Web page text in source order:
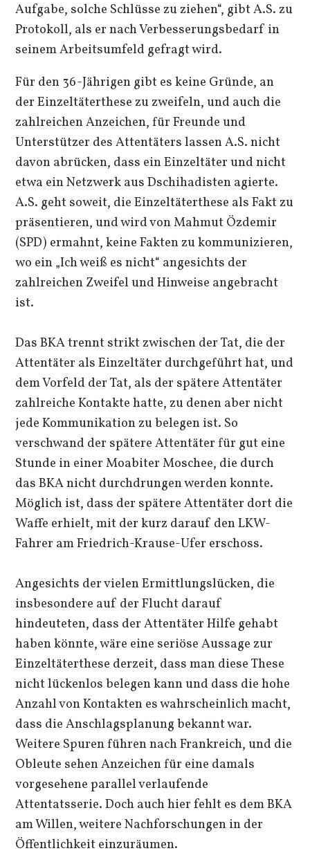
Aufgabe, solche Schlüsse zu ziehen“, gibt A.S. zu
Protokoll, als er nach Verbesserungsbedarf in
seinem Arbeitsumfeld gefragt wird.
Für den 36-Jährigen gibt es keine Gründe, an
der Einzeltäterthese zu zweifeln, und auch die
zahlreichen Anzeichen, für Freunde und
Unterstützer des Attentäters lassen A.S. nicht
davon abrücken, dass ein Einzeltäter und nicht
etwa ein Netzwerk aus Dschihadisten agierte.
A.S. geht soweit, die Einzeltäterthese als Fakt zu
präsentieren, und wird von Mahmut Özdemir
(SPD) ermahnt, keine Fakten zu kommunizieren,
wo ein „Ich weiß es nicht“ angesichts der
zahlreichen Zweifel und Hinweise angebracht
ist.
Das BKA trennt strikt zwischen der Tat, die der
Attentäter als Einzeltäter durchgeführt hat, und
dem Vorfeld der Tat, als der spätere Attentäter
zahlreiche Kontakte hatte, zu denen aber nicht
jede Kommunikation zu belegen ist. So
verschwand der spätere Attentäter für gut eine
Stunde in einer Moabiter Moschee, die durch
das BKA nicht durchdrungen werden konnte.
Möglich ist, dass der spätere Attentäter dort die
Waffe erhielt, mit der kurz darauf den LKW-
Fahrer am Friedrich-Krause-Ufer erschoss.
Angesichts der vielen Ermittlungslücken, die
insbesondere auf der Flucht darauf
hindeuteten, dass der Attentäter Hilfe gehabt
haben könnte, wäre eine seriöse Aussage zur
Einzeltäterthese derzeit, dass man diese These
nicht lückenlos belegen kann und dass die hohe
Anzahl von Kontakten es wahrscheinlich macht,
dass die Anschlagsplanung bekannt war.
Weitere Spuren führen nach Frankreich, und die
Obleute sehen Anzeichen für eine damals
vorgesehene parallel verlaufende
Attentatsserie. Doch auch hier fehlt es dem BKA
am Willen, weitere Nachforschungen in der
Öffentlichkeit einzuräumen.